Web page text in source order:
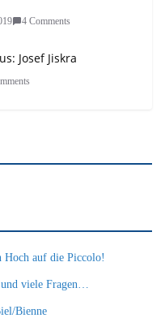
4 Comments
Josef Jiskra
Hoch auf die Piccolo!
viele Fragen…
Bienne